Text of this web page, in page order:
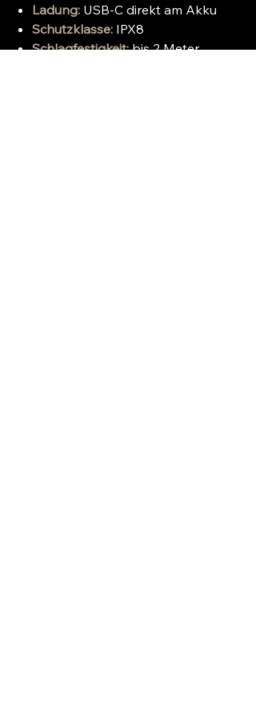
Ladung: USB-C direkt am Akku
Schutzklasse: IPX8
Schlagfestigkeit:bis 2 Meter